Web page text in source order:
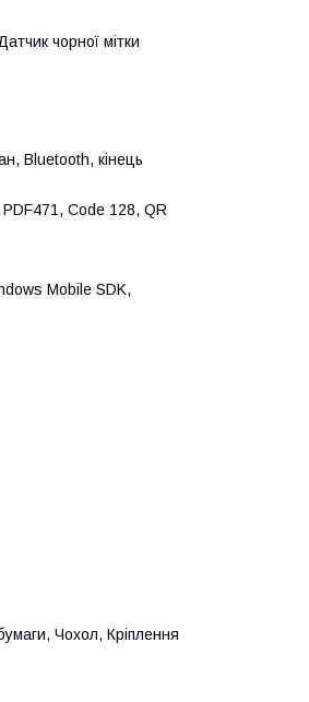
чорної мітки
Bluetooth, кінець
Code 128, QR
Mobile SDK,
Чохол, Кріплення